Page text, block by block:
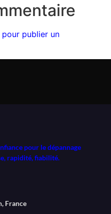
pour publier un
pour le dépannage
rapidité, fiabilité.
France